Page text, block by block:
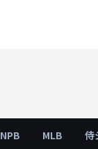
NPB MLB 侍